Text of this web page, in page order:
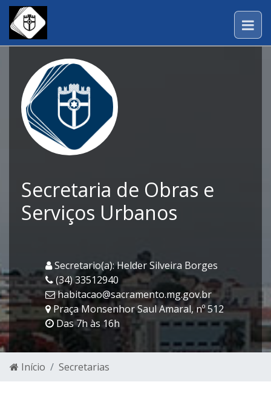
Secretaria de Obras e
Serviços Urbanos
Secretario(a): Helder Silveira Borges
(34) 33512940
habitacao@sacramento.mg.gov.br
Praça Monsenhor Saul Amaral, nº 512
Das 7h às 16h
Início Secretarias